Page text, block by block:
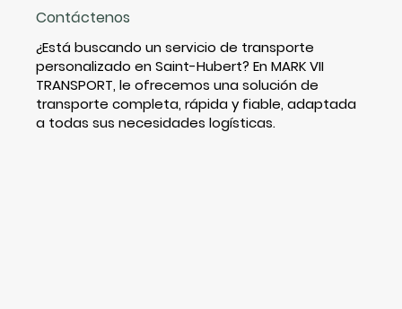
Contáctenos
¿Está buscando un servicio de transporte
personalizado en Saint-Hubert? En MARK VII
TRANSPORT, le ofrecemos una solución de
transporte completa, rápida y fiable, adaptada
a todas sus necesidades logísticas.